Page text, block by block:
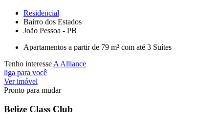
Residencial
Bairro dos Estados
João Pessoa - PB
Apartamentos a partir de 79 m² com até 3 Suítes
Tenho interesse A Alliance
liga para você
Ver imóvel
Pronto para mudar
Belize Class Club